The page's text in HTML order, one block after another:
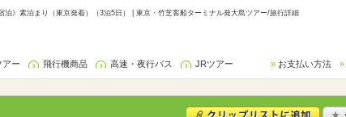
》素泊まり（東京発着）（3泊5日） | 東京・竹芝客船ターミナル発大島ツアー/旅行詳細
アー 飛行機商品 高速・夜行バス JRツアー お支払い方法